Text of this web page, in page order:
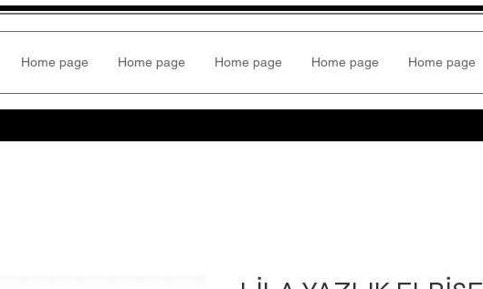
Home page Home page Home page Home page Home page